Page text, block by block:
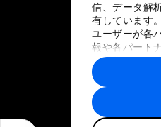
信、データ解
有しています
ユーザーが各
報や各パート
に収集された
トナーによっ
す。
プライバシーポ
サイ